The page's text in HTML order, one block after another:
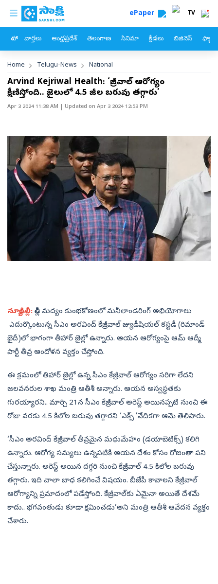
Skip to main content
custom menu ePaper TV
హోం వార్తలు ఆంధ్రప్రదేశ్ తెలంగాణ సినిమా క్రీడలు బిజినెస్
Breadcrumb
Home Telugu-News National
Arvind Kejriwal Health: ‘కేజ్రీవాల్‌ ఆరోగ్యం
క్షీణిస్తోంది.. జైలులో 4.5 కేజీల బరువు తగ్గారు’
Apr 3 2024 11:38 AM | Updated on Apr 3 2024 12:53 PM
న్యూఢిల్లీ: ఢిల్లీ మద్యం కుంభకోణంలో మనీలాండరింగ్‌ అభియోగాలు
ఎదుర్కొంటున్న సీఎం అరవింద్‌ కేజ్రీవాల్‌ జ్యుడీషియల్‌ కస్టడీ (రిమాండ్‌
ఖైదీ)లో భాగంగా తీహార్‌ జైల్లో ఉన్నారు. ఆయన ఆరోగ్యంపై ఆమ్‌ ఆద్మీ
పార్టీ తీవ్ర ఆందోళన వ్యక్తం చేస్తోంది.
ఈ క్రమంలో తిహార్‌ జైల్లో ఉన్న సీఎం కేజ్రీవాల్‌ ఆరోగ్యం సరిగా లేదని
జలవనరుల శాఖ మంత్రి ఆతీశీ అన్నారు. ఆయన అస్వస్థతకు
గురయ్యారని.. మార్చి 21న సీఎం కేజ్రీవాల్‌ అరెస్ట్‌ అయినప్పటి నుంచి ఈ
రోజు వరకు 4.5 కిలోల బరువు తగ్గారని ‘ఎక్స్‌ ’వేదికగా ఆమె తెలిపారు.
‘సీఎం అరవింద్‌ కేజ్రీవాల్‌ తీవ్రమైన మధుమేహం (డయాబెటిక్స్‌) కలిగి
ఉన్నారు. ఆరోగ్య సమ్యలు ఉ‍న్నపటికీ ఆయన దేశం కోసం రోజంతా పని
చేస్తున్నారు. అరెస్ట్‌ అయిన దగ్గరి నుంచి కేజ్రీవాల్‌ 4.5 కిలోల బరువు
తగ్గారు. ఇది చాలా బాధ కలిగించే విషయం. బీజేపీ కావాలని కేజ్రీవాల్‌
ఆరోగ్యాన్ని ప్రమాదంలో పడేస్తోంది. కేజ్రీవాల్‌కు ఏమైనా అయితే దేశమే
కాదు.. భగవంతుడు కూడా క్షమించడు’అని మంత్రి ఆతీశీ ఆవేదన వ్యక్తం
చేశారు.